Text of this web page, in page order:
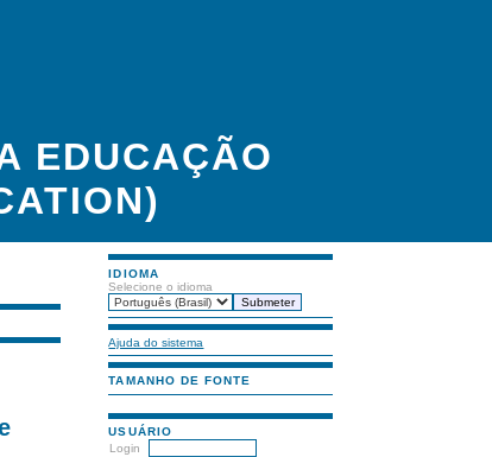
EDUCAÇÃO
IDIOMA
Selecione o idioma
Ajuda do sistema
TAMANHO DE FONTE
USUÁRIO
Login